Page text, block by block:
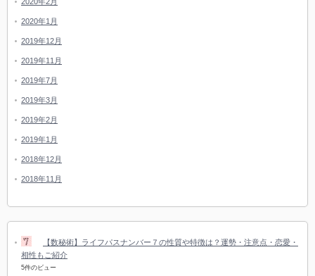
2020年1月
2019年12月
2019年11月
2019年7月
2019年3月
2019年2月
2019年1月
2018年12月
2018年11月
【数秘術】ライフパスナンバー７の性質や特徴は？運勢・注意点・恋愛・
相性もご紹介
5件のビュー